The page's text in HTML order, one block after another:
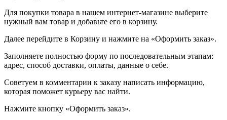
Для покупки товара в нашем интернет-магазине выберите
нужный вам товар и добавьте его в корзину.
Далее перейдите в Корзину и нажмите на «Оформить заказ».
​​​​​​​Заполняете полностью форму по последовательным этапам:
адрес, способ доставки, оплаты, данные о себе.
​​​​​​​Советуем в комментарии к заказу написать информацию,
которая поможет курьеру вас найти.
​​​​​​​Нажмите кнопку «Оформить заказ».